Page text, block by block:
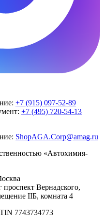
+7 (915) 097-52-89
+7 (495) 720-54-13
ShopAGA.Corp@amag.ru
«Автохимия-
Вернадского,
IIБ, комната 4
7743734773